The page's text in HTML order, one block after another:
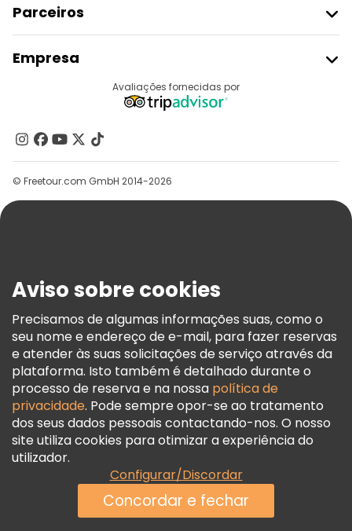
Parceiros
Registo Do Fornecedor
Programa De Afiliados
Empresa
Contacte-Nos
Grupos
Ajuda
Termos E Informações Legais
Política De Cookies
Freetour Prémios
Programa De Fidelidade
Avaliações fornecidas por
© Freetour.com GmbH 2014-2026
Aviso sobre cookies
Precisamos de algumas informações suas, como o
seu nome e endereço de e-mail, para fazer reservas
e atender às suas solicitações de serviço através da
plataforma. Isto também é detalhado durante o
processo de reserva e na nossa política de
privacidade. Pode sempre opor-se ao tratamento
dos seus dados pessoais contactando-nos. O nosso
site utiliza cookies para otimizar a experiência do
utilizador.
Configurar/Discordar
Concordar e fechar